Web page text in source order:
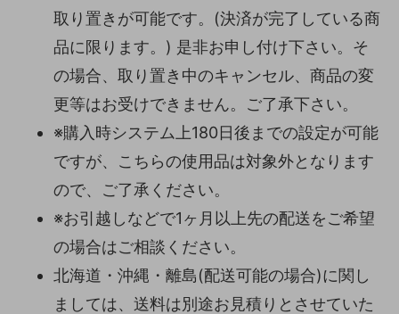
取り置きが可能です。(決済が完了している商
品に限ります。) 是非お申し付け下さい。そ
の場合、取り置き中のキャンセル、商品の変
更等はお受けできません。ご了承下さい。
※購入時システム上180日後までの設定が可能
ですが、こちらの使用品は対象外となります
ので、ご了承ください。
※お引越しなどで1ヶ月以上先の配送をご希望
の場合はご相談ください。
北海道・沖縄・離島(配送可能の場合)に関し
ましては、送料は別途お見積りとさせていた